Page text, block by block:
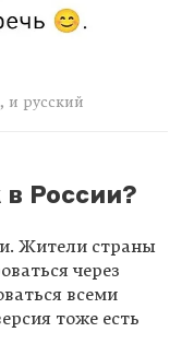
и русский
в России?
Жители страны
через
всеми
тоже есть